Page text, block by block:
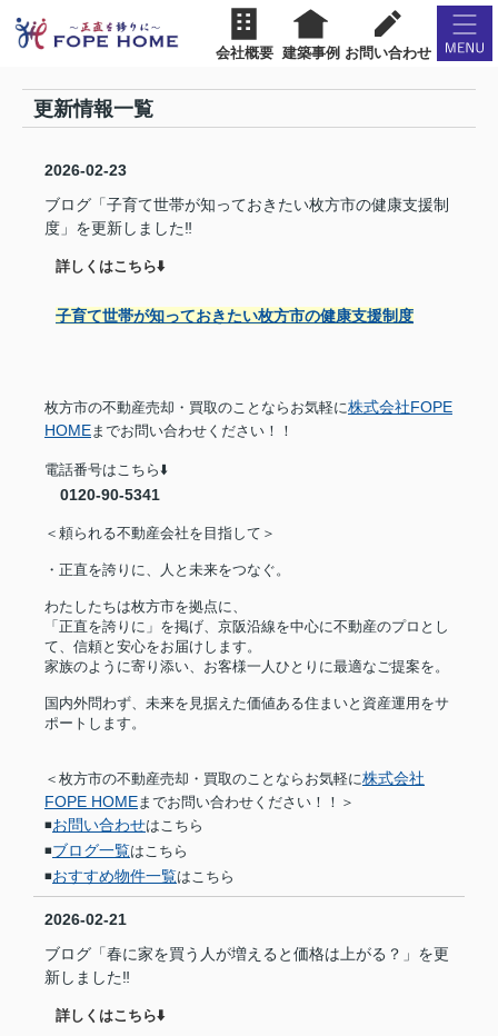
会社概要 建築事例 お問い合わせ
更新情報一覧
2026-02-23
ブログ「子育て世帯が知っておきたい枚方市の健康支援制
度」を更新しました‼︎
詳しくはこちら⬇️
子育て世帯が知っておきたい枚方市の健康支援制度
枚方市の不動産売却・買取のことならお気軽に株式会社FOPE
HOME までお問い合わせください！！
電話番号はこちら⬇️
0120-90-5341
＜頼られる不動産会社を目指して＞
・正直を誇りに、人と未来をつなぐ。
わたしたちは枚方市を拠点に、
「正直を誇りに」を掲げ、京阪沿線を中心に不動産のプロとし
て、信頼と安心をお届けします。
家族のように寄り添い、お客様一人ひとりに最適なご提案を。
国内外問わず、未来を見据えた価値ある住まいと資産運用をサ
ポートします。
＜枚方市の不動産売却・買取のことならお気軽に株式会社
FOPE HOME までお問い合わせください！！＞
◾️お問い合わせはこちら
◾️ブログ一覧はこちら
◾️おすすめ物件一覧はこちら
2026-02-21
ブログ「春に家を買う人が増えると価格は上がる？」を更
新しました‼︎
詳しくはこちら⬇️